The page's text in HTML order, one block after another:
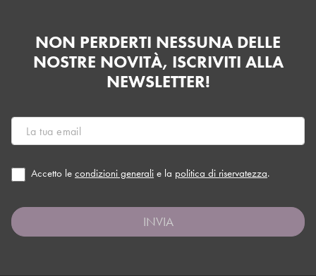
NON PERDERTI NESSUNA DELLE
NOSTRE NOVITÀ, ISCRIVITI ALLA
NEWSLETTER!
Accetto le condizioni generali e la politica di riservatezza.
INVIA